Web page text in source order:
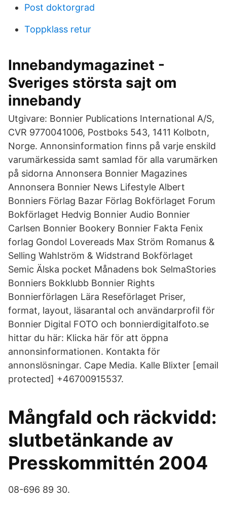
Post doktorgrad
Toppklass retur
Innebandymagazinet -
Sveriges största sajt om
innebandy
Utgivare: Bonnier Publications International A/S,
CVR 9770041006, Postboks 543, 1411 Kolbotn,
Norge. Annonsinformation finns på varje enskild
varumärkessida samt samlad för alla varumärken
på sidorna Annonsera Bonnier Magazines
Annonsera Bonnier News Lifestyle Albert
Bonniers Förlag Bazar Förlag Bokförlaget Forum
Bokförlaget Hedvig Bonnier Audio Bonnier
Carlsen Bonnier Bookery Bonnier Fakta Fenix
forlag Gondol Lovereads Max Ström Romanus &
Selling Wahlström & Widstrand Bokförlaget
Semic Älska pocket Månadens bok SelmaStories
Bonniers Bokklubb Bonnier Rights
Bonnierförlagen Lära Reseförlaget Priser,
format, layout, läsarantal och användarprofil för
Bonnier Digital FOTO och bonnierdigitalfoto.se
hittar du här: Klicka här för att öppna
annonsinformationen. Kontakta för
annonslösningar. Cape Media. Kalle Blixter [email
protected] +46700915537.
Mångfald och räckvidd:
slutbetänkande av
Presskommittén 2004
08-696 89 30.